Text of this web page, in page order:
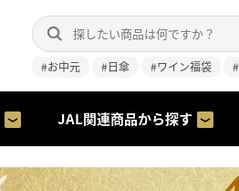
#お中元 #日傘 #ワイン福袋
JAL関連商品から探す